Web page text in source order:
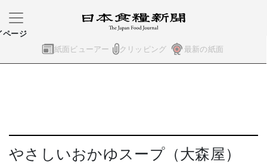
紙面ビューアー クリッピング 最新の紙面
ページ
やさしいおかゆスープ（大森屋）